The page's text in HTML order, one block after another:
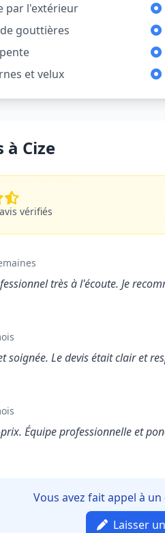
par l'extérieur
gouttières
et velux
à Cize
vérifiés
très à l'écoute. Je
soignée. Le devis était clair et
Équipe professionnelle et
Vous avez fait appel à un
Laisser